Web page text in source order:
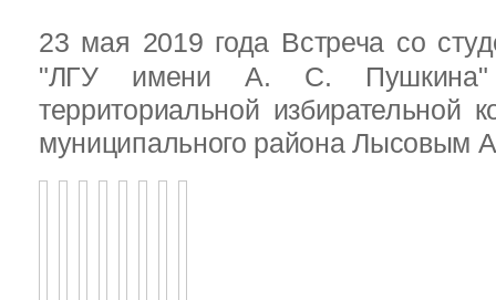
23 мая 2019 года Встреча со
"ЛГУ имени А. С. Пушкина"
территориальной избирательной
муниципального района Лысовым